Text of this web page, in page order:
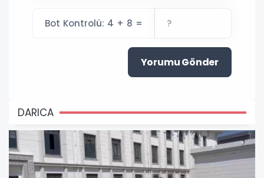
Bot Kontrolü: 4 + 8 =
Yorumu Gönder
DARICA